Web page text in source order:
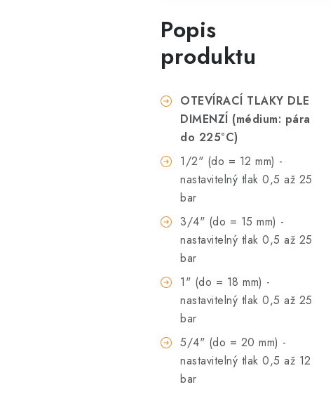
Popis
produktu
OTEVÍRACÍ TLAKY DLE
DIMENZÍ (médium: pára
do 225°C)
1/2" (do = 12 mm) -
nastavitelný tlak 0,5 až 25
bar
3/4" (do = 15 mm) -
nastavitelný tlak 0,5 až 25
bar
1" (do = 18 mm) -
nastavitelný tlak 0,5 až 25
bar
5/4" (do = 20 mm) -
nastavitelný tlak 0,5 až 12
bar